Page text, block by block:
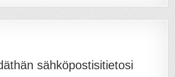
sähköpostisitietosi